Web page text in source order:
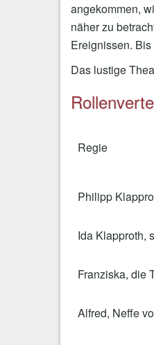
angekommen,
näher zu
Ereignissen.
Das lustige
Regie
Philipp
Ida Klapproth,
Franziska, die
Alfred, Neffe